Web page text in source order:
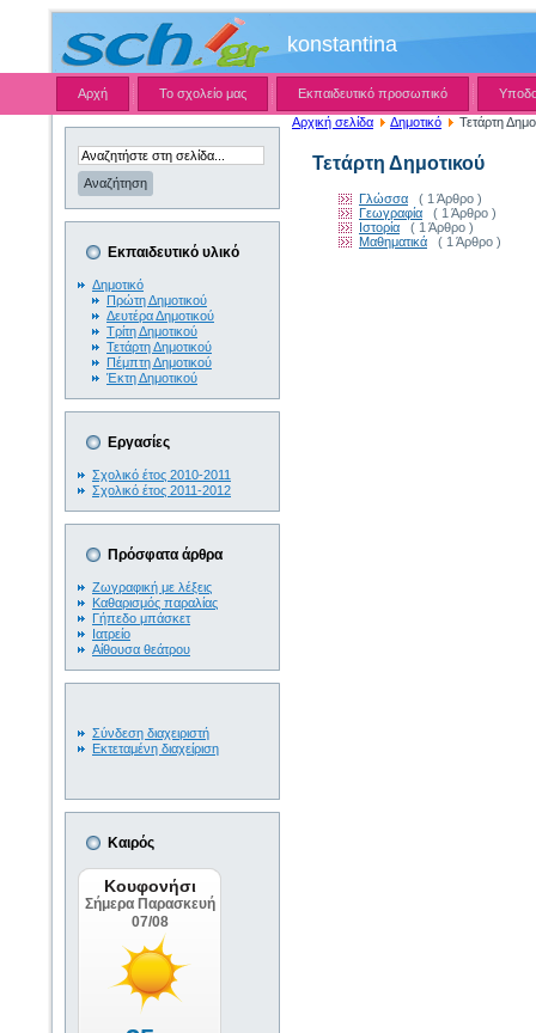
konstantina
Αρχή Το σχολείο μας Εκπαιδευτικό προσωπικό
Εκπαιδευτικό υλικό
Δημοτικό
Πρώτη Δημοτικού
Δευτέρα Δημοτικού
Τρίτη Δημοτικού
Τετάρτη Δημοτικού
Πέμπτη Δημοτικού
Έκτη Δημοτικού
Εργασίες
Σχολικό έτος 2010-2011
Σχολικό έτος 2011-2012
Πρόσφατα άρθρα
Ζωγραφική με λέξεις
Καθαρισμός παραλίας
Γήπεδο μπάσκετ
Ιατρείο
Αίθουσα θεάτρου
Σύνδεση διαχειριστή
Εκτεταμένη διαχείριση
Καιρός
Αρχική σελίδα Δημοτικό Τετάρτη
Τετάρτη Δημοτικού
Γλώσσα
( 1 Άρθρο )
Γεωγραφία
( 1 Άρθρο )
Ιστορία
( 1 Άρθρο )
Μαθηματικά
( 1 Άρθρο )